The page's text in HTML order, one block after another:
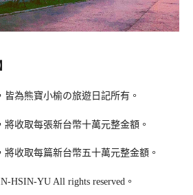
為熊寶小榆の旅遊日記所有。
收取每張新台幣十萬元整金額。
收取每篇新台幣五十萬元整金額。
HSIN-YU All rights reserved。